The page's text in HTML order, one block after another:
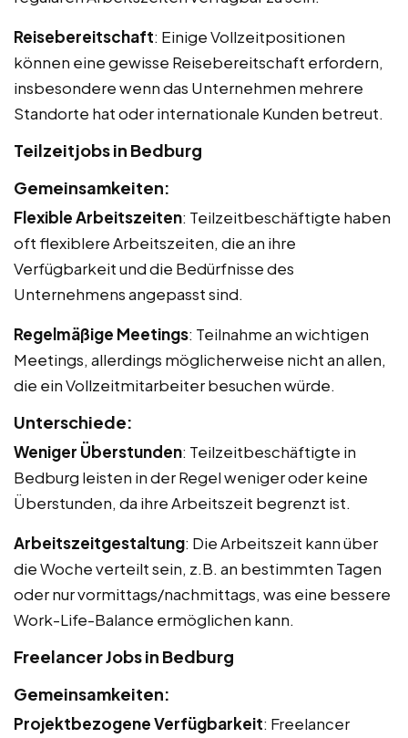
Reisebereitschaft: Einige Vollzeitpositionen
können eine gewisse Reisebereitschaft erfordern,
insbesondere wenn das Unternehmen mehrere
Standorte hat oder internationale Kunden betreut.
Teilzeitjobs in Bedburg
Gemeinsamkeiten:
Flexible Arbeitszeiten: Teilzeitbeschäftigte haben
oft flexiblere Arbeitszeiten, die an ihre
Verfügbarkeit und die Bedürfnisse des
Unternehmens angepasst sind.
Regelmäßige Meetings: Teilnahme an wichtigen
Meetings, allerdings möglicherweise nicht an allen,
die ein Vollzeitmitarbeiter besuchen würde.
Unterschiede:
Weniger Überstunden: Teilzeitbeschäftigte in
Bedburg leisten in der Regel weniger oder keine
Überstunden, da ihre Arbeitszeit begrenzt ist.
Arbeitszeitgestaltung: Die Arbeitszeit kann über
die Woche verteilt sein, z.B. an bestimmten Tagen
oder nur vormittags/nachmittags, was eine bessere
Work-Life-Balance ermöglichen kann.
Freelancer Jobs in Bedburg
Gemeinsamkeiten:
Projektbezogene Verfügbarkeit: Freelancer